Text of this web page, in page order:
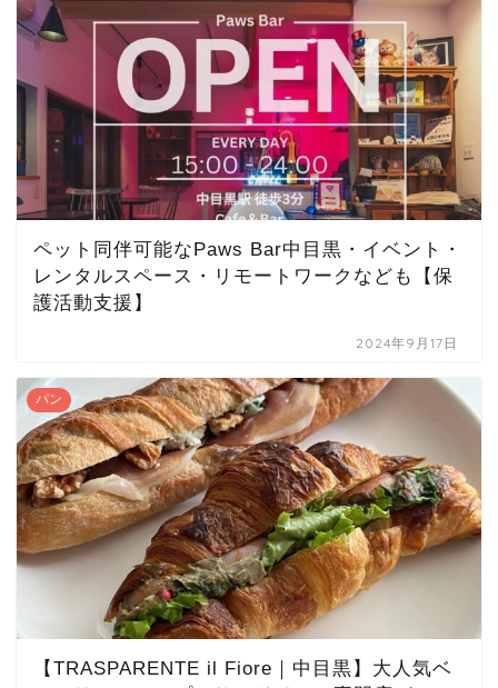
ペット同伴可能なPaws Bar中目黒・イベント・
レンタルスペース・リモートワークなども【保
護活動支援】
2024年9月17日
パン
【TRASPARENTE il Fiore｜中目黒】大人気ベ